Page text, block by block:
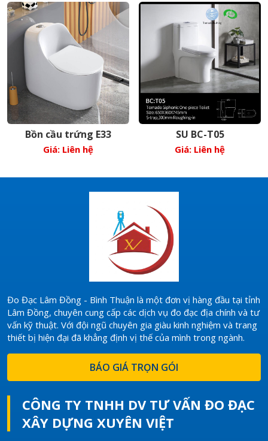
Bồn cầu trứng E33
Giá: Liên hệ
SU BC-T05
Giá: Liên hệ
Đo Đạc Lâm Đồng - Bình Thuận là một đơn vị hàng đầu tại tỉnh
Lâm Đồng, chuyên cung cấp các dịch vụ đo đạc địa chính và tư
vấn kỹ thuật. Với đội ngũ chuyên gia giàu kinh nghiệm và trang
thiết bị hiện đại đã khẳng định vị thế của mình trong ngành.
BÁO GIÁ TRỌN GÓI
CÔNG TY TNHH DV TƯ VẤN ĐO ĐẠC
XÂY DỰNG XUYÊN VIỆT